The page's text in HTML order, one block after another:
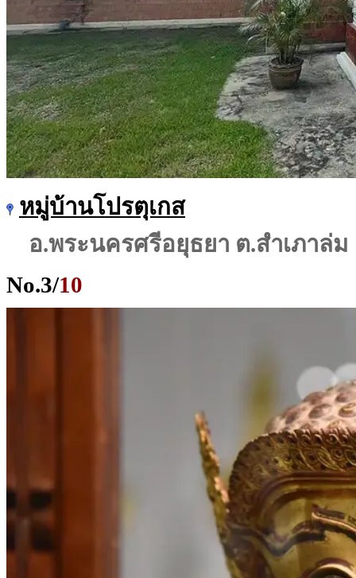
หมู่บ้านโปรตุเกส
อ.พระนครศรีอยุธยา ต.สำเภาล่ม
No.3/10